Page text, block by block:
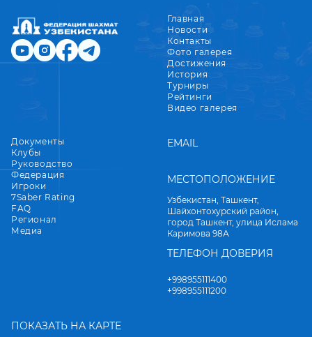
Главная
Новости
Контакты
Фото галерея
Достижения
История
Турниры
Рейтинги
Видео галерея
Документы
Клубы
Руководство
Федерация
Игроки
7Saber Rating
FAQ
Регионал
Медиа
EMAIL
МЕСТОПОЛОЖЕНИЕ
Узбекистан, Ташкент,
Шайхонтохурский район,
город Ташкент, улица Ислама
Каримова 98А
ТЕЛЕФОН ДОВЕРИЯ
+998955111400
+998955111200
ПОКАЗАТЬ НА КАРТЕ